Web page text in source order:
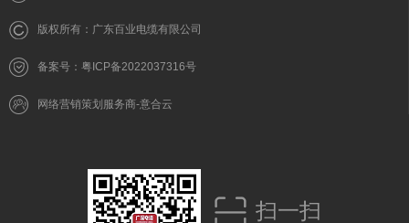
版权所有：广东百业电缆有限公司
备案号：粤ICP备2022037316号
网络营销策划服务商-意合云
扫一扫